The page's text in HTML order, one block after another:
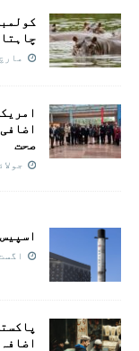
مارچ 3,
صحت
جولائی 27,
اگست 7,
اضافہ